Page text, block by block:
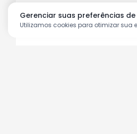
Gerenciar suas preferências
Utilizamos cookies para otimizar sua